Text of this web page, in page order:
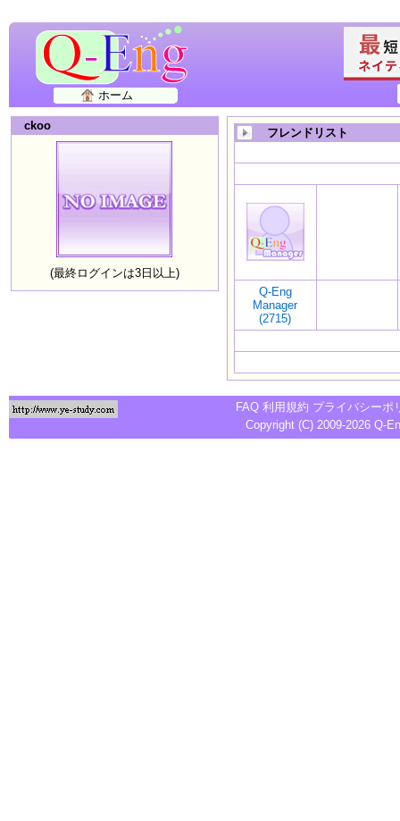
ホーム
ckoo
(最終ログインは3日以上)
フレンドリスト
Q-Eng
Manager
(2715)
FAQ 利用規約 プライバシーポ
Copyright (C) 2009-2026 Q-